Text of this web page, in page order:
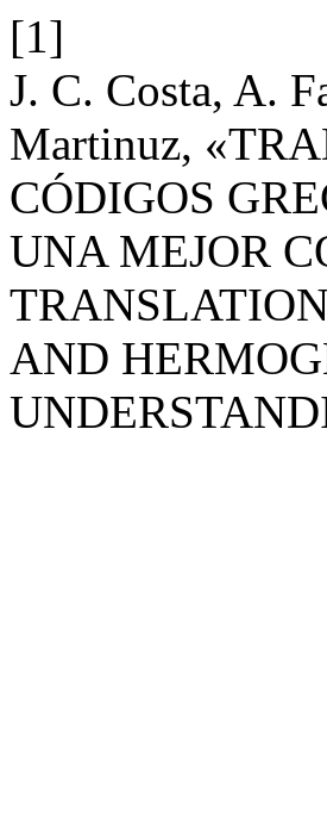
[1]
J. C. Costa, A.
Martinuz,
CÓDIGOS
UNA MEJOR
AND